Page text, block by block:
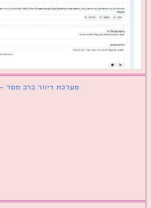
מערכת דיוור ברב מסר -המלצה